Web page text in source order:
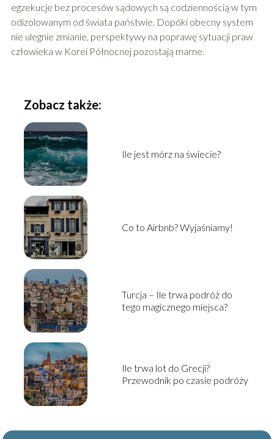
egzekucje bez procesów sądowych są codziennością w tym
odizolowanym od świata państwie. Dopóki obecny system
nie ulegnie zmianie, perspektywy na poprawę sytuacji praw
człowieka w Korei Północnej pozostają marne.
Zobacz także:
Ile jest mórz na świecie?
Co to Airbnb? Wyjaśniamy!
Turcja – Ile trwa podróż do
tego magicznego miejsca?
Ile trwa lot do Grecji?
Przewodnik po czasie podróży